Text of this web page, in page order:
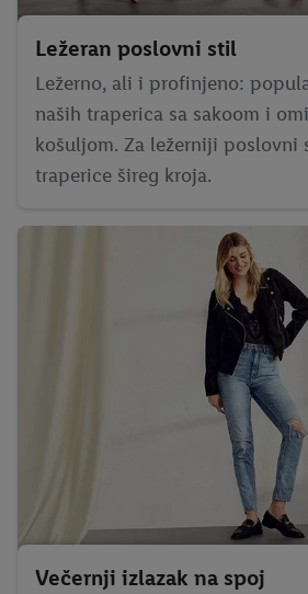
Ležeran poslovni stil
Ležerno, ali i profinjeno:
naših traperica sa sakoom i
košuljom. Za ležerniji poslovni
traperice šireg kroja.
Večernji izlazak na spoj